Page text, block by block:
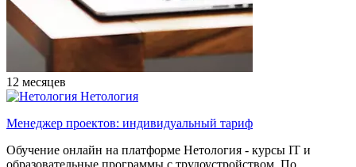
12 месяцев
Нетология
Менеджер проектов: индивидуальный тариф
Обучение онлайн на платформе Нетология - курсы IT и
образовательные программы с трудоустройством. По...